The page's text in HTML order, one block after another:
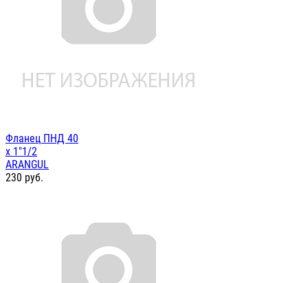
Фланец ПНД 40
х 1"1/2
ARANGUL
230 руб.